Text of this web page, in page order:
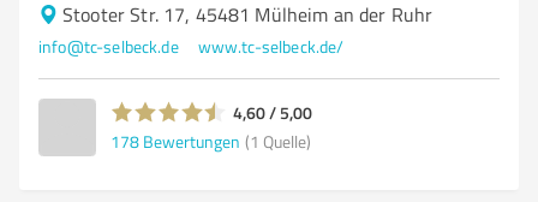
Stooter Str. 17, 45481 Mülheim an der Ruhr
info@tc-selbeck.de www.tc-selbeck.de/
4,60 / 5,00
178 Bewertungen (1 Quelle)